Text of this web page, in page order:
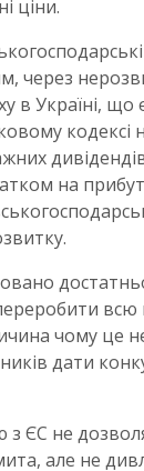
ціни.
через
в Україні, що
на
всю
чому це
дати
з ЄС не
але не